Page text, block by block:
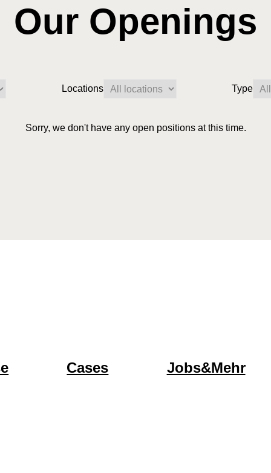
Our Openings
Locations Type
Sorry, we don't have any open positions at this time.
Cases Jobs&Mehr